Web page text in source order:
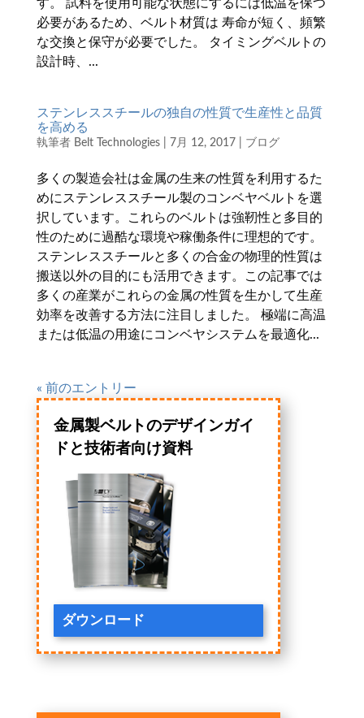
す。 試料を使用可能な状態にするには低温を保つ
必要があるため、ベルト材質は 寿命が短く、頻繁
な交換と保守が必要でした。 タイミングベルトの
設計時、...
ステンレススチールの独自の性質で生産性と品質
を高める
執筆者 Belt Technologies| 7月 12, 2017| ブログ
多くの製造会社は金属の生来の性質を利用するた
めにステンレススチール製のコンベヤベルトを選
択しています。これらのベルトは強靭性と多目的
性のために過酷な環境や稼働条件に理想的です。
ステンレススチールと多くの合金の物理的性質は
搬送以外の目的にも活用できます。この記事では
多くの産業がこれらの金属の性質を生かして生産
効率を改善する方法に注目しました。 極端に高温
または低温の用途にコンベヤシステムを最適化...
« 前のエントリー
金属製ベルトのデザインガイ
ドと技術者向け資料
ダウンロード